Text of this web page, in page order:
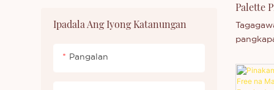
Ipadala Ang Iyong Katanungan
Pangalan
Palette
pencil,